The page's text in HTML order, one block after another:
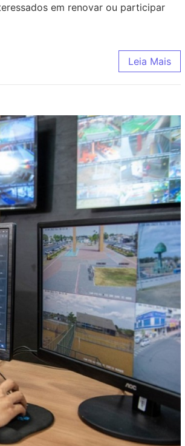
em renovar ou participar
Leia Mais